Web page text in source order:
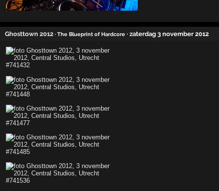
Ghosttown 2012 · The Blueprint of Hardcore · zaterdag 3 november 2012